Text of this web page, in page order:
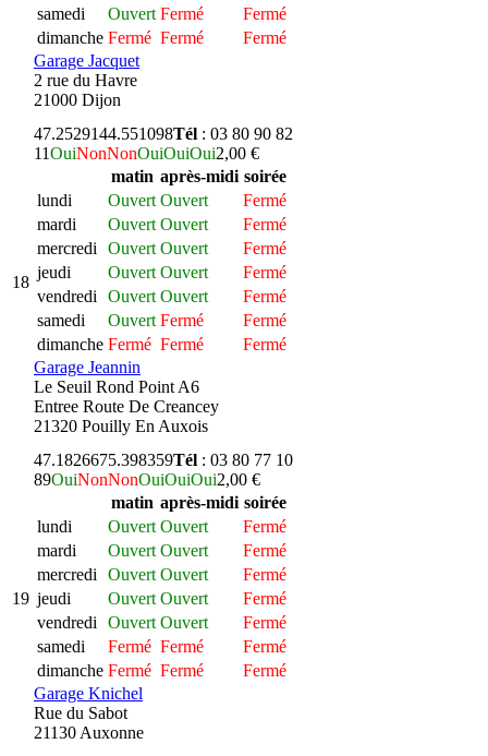
samedi
Ouvert Fermé
Fermé
dimanche Fermé Fermé
Fermé
Garage Jacquet
2 rue du Havre
21000 Dijon
18
47.2529144.551098Tél : 03 80 90 82
11OuiNonNonOuiOuiOui2,00 €
matin après-midi soirée
lundi
Ouvert Ouvert
Fermé
mardi
Ouvert Ouvert
Fermé
mercredi
Ouvert Ouvert
Fermé
jeudi
Ouvert Ouvert
Fermé
vendredi
Ouvert Ouvert
Fermé
samedi
Ouvert Fermé
Fermé
dimanche Fermé Fermé
Fermé
Garage Jeannin
Le Seuil Rond Point A6
Entree Route De Creancey
21320 Pouilly En Auxois
19
47.1826675.398359Tél : 03 80 77 10
89OuiNonNonOuiOuiOui2,00 €
matin après-midi soirée
lundi
Ouvert Ouvert
Fermé
mardi
Ouvert Ouvert
Fermé
mercredi
Ouvert Ouvert
Fermé
jeudi
Ouvert Ouvert
Fermé
vendredi
Ouvert Ouvert
Fermé
samedi
Fermé Fermé
Fermé
dimanche Fermé Fermé
Fermé
Garage Knichel
Rue du Sabot
21130 Auxonne